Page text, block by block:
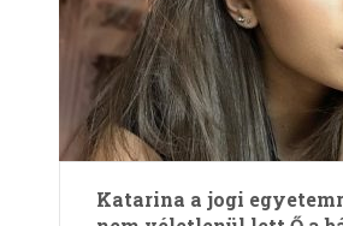
Katarina a jogi